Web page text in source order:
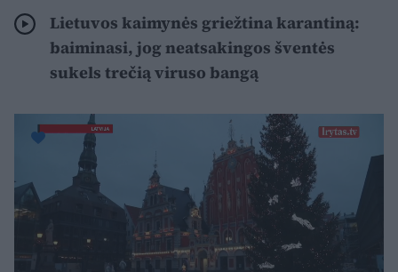
Lietuvos kaimynės griežtina karantiną:
baiminasi, jog neatsakingos šventės
sukels trečią viruso bangą